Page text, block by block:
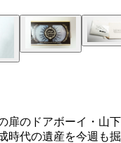
ットなども
トンパフとばんそう
た
サシェビーズという
扉のドアボーイ・山下
時代の遺産を今週も掘